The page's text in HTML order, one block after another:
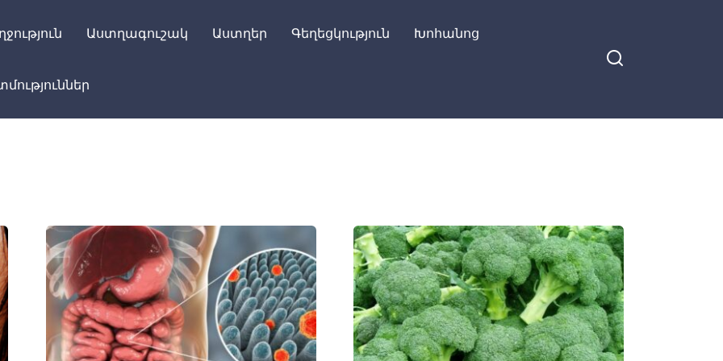
Աստղագուշակ Աստղեր Գեղեցկություն Խոհանոց